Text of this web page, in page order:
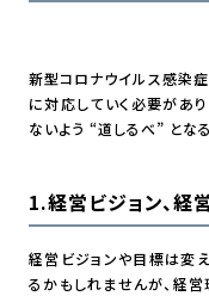
新型コロナウイルス感染
に対応していく必要があ
ないよう “道しるべ” とな
1.経営ビジョン、経
経営ビジョンや目標は変
るかもしれませんが、経